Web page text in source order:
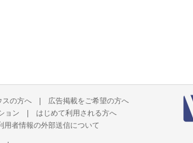
スの方へ | 広告掲載をご希望の方へ
ョン | はじめて利用される方へ
用者情報の外部送信について